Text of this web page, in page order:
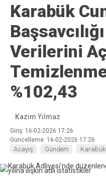
Karabük
Verilerini
%102,43
Kazım Yılmaz
Giriş: 16-02-2026 17:26
Güncelleme: 16-02-2026 17:26
Asayiş Gündem Karabük